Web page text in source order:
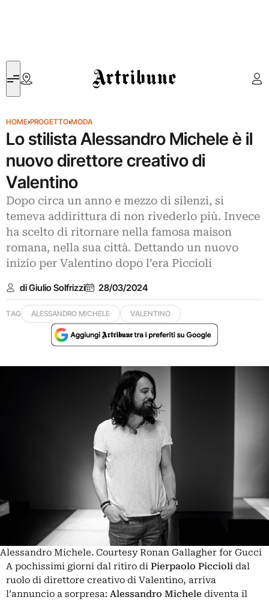
Artribune
HOME›PROGETTO›MODA
Lo stilista Alessandro Michele è il
nuovo direttore creativo di
Valentino
Dopo circa un anno e mezzo di silenzi, si
temeva addirittura di non rivederlo più. Invece
ha scelto di ritornare nella famosa maison
romana, nella sua città. Dettando un nuovo
inizio per Valentino dopo l’era Piccioli
di Giulio Solfrizzi 28/03/2024
TAG ALESSANDRO MICHELE VALENTINO
Alessandro Michele. Courtesy Ronan Gallagher for Gucci
A pochissimi giorni dal ritiro di Pierpaolo Piccioli dal
ruolo di direttore creativo di Valentino, arriva
l’annuncio a sorpresa: Alessandro Michele diventa il